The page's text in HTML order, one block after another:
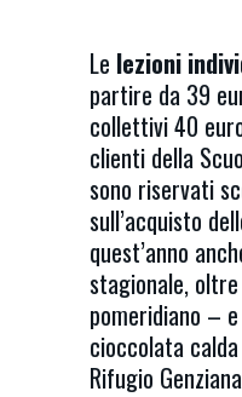
Le lezioni
partire da 39
collettivi 40
clienti della
sono riservati
sull’acquisto
quest’anno
stagionale,
pomeridiano –
cioccolata
Rifugio